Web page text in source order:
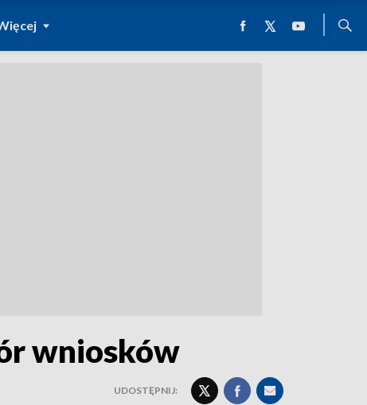
wniosków
UDOSTĘPNIJ: